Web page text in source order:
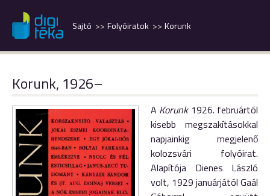
Korunk
Folyóiratok
Sajtó
Korunk, 1926–
A Korunk1926. februártól
kisebb megszakításokkal
napjainkig megjelenő
kolozsvári folyóirat.
Alapítója Dienes László
volt, 1929 januárjától Gaál